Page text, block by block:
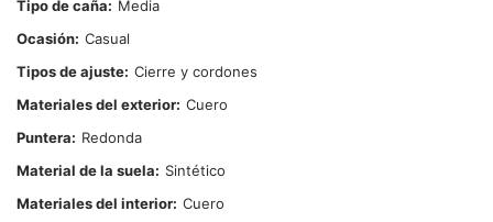
Tipo de caña
Media
Ocasión Casual
Tipos de ajuste Cierre y cordones
Materiales del exterior Cuero
Puntera
Redonda
Material de la suela
Sintético
Materiales del interior Cuero